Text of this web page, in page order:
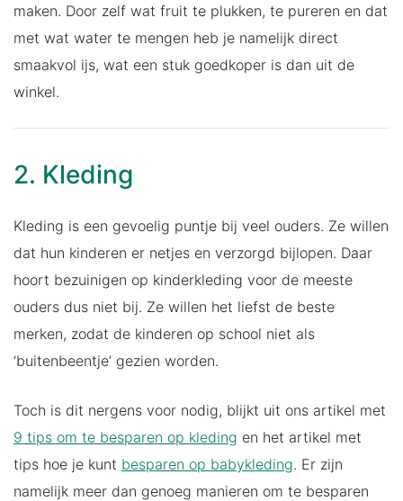
maken. Door zelf wat fruit te plukken, te pureren en dat
met wat water te mengen heb je namelijk direct
smaakvol ijs, wat een stuk goedkoper is dan uit de
winkel.
2. Kleding
Kleding is een gevoelig puntje bij veel ouders. Ze willen
dat hun kinderen er netjes en verzorgd bijlopen. Daar
hoort bezuinigen op kinderkleding voor de meeste
ouders dus niet bij. Ze willen het liefst de beste
merken, zodat de kinderen op school niet als
‘buitenbeentje’ gezien worden.
Toch is dit nergens voor nodig, blijkt uit ons artikel met
9 tips om te besparen op kleding en het artikel met
tips hoe je kunt besparen op babykleding. Er zijn
namelijk meer dan genoeg manieren om te besparen